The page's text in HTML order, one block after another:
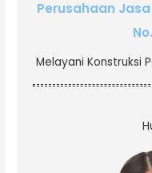
Perusahaan
Melayani Konstruksi